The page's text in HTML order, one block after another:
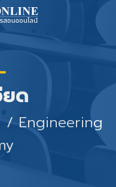
ยด
/ Engineering